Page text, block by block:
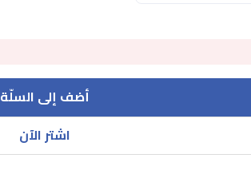
أضف إلى السلّة
اشتر الآن